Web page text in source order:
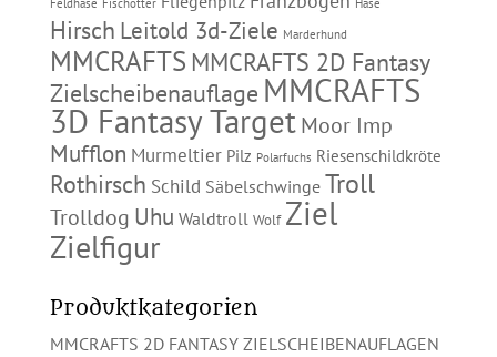
Feldhase Fischotter Hase
Hirsch Leitold 3d-Ziele Marderhund
MMCRAFTS MMCRAFTS 2D Fantasy
Zielscheibenauflage MMCRAFTS
3D Fantasy Target Moor Imp
Mufflon Murmeltier Pilz Polarfuchs Riesenschildkröte
Rothirsch Schild Säbelschwinge Troll
Trolldog Uhu Waldtroll Wolf Ziel
Zielfigur
Produktkategorien
MMCRAFTS 2D FANTASY ZIELSCHEIBENAUFLAGEN